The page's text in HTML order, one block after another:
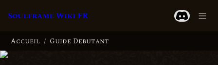
Soulframe Wiki FR
Accueil / Guide Debutant